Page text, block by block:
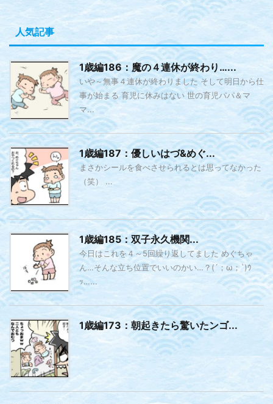
人気記事
1歳編186：魔の４連休が終わり…...
いや～無事４連休が終わりました そして明日から仕
事が始まる 育児に休みはない 世の育児パパ＆マ
マ...
1歳編187：優しいはづ&めぐ...
まさかシールを食べさせられるとは思ってなかった
（笑） ...
1歳編185：双子永久機関...
今日はこれを４～5回繰り返してました めぐちゃ
ん…そんな立ち位置でいいのかい…？(´；ω；`)ｳ
ｯ…...
1歳編173：朝起きたら驚いたンゴ...